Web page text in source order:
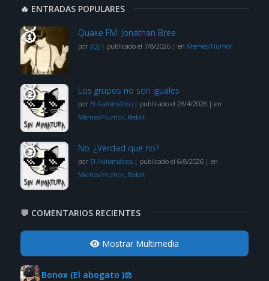
🔥 ENTRADAS POPULARES
Quake FM: Jonathan Bree
por [Q] | publicado el 7/8/2026| en Memes/Humor
Los grupos no son iguales
por El Automático| publicado el 28/4/2026| en
Memes/Humor, Reddit
No. ¿Verdad que no?
por El Automático| publicado el 6/8/2026| en
Memes/Humor, Reddit
💬 COMENTARIOS RECIENTES
Mostrar Multimedia
Bonox (El abogato )⚖